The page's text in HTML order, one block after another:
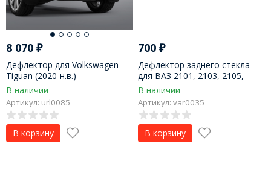
8 070 ₽
Дефлектор для Volkswagen
Tiguan (2020-н.в.)
В наличии
Артикул: url0085
В корзину
700₽
Дефлектор заднего стекла
для ВАЗ 2101, 2103, 2105,
2106, 2107
В наличии
Артикул: var0035
В корзину